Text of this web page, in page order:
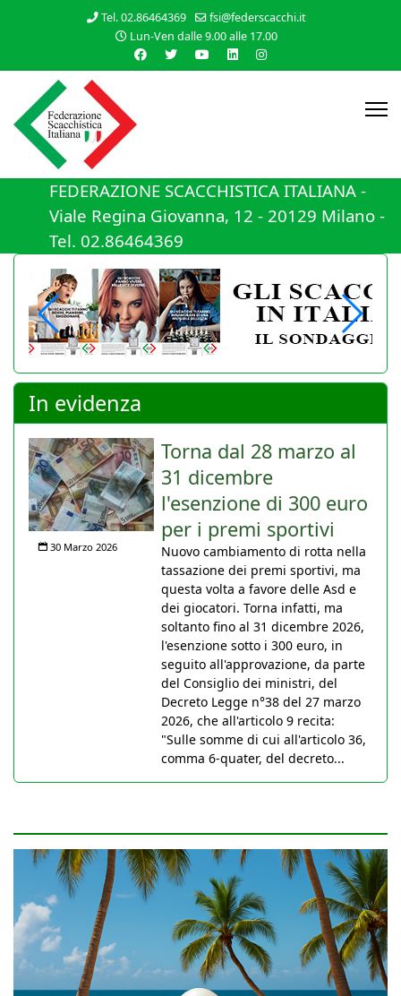
Tel. 02.86464369
fsi@federscacchi.it
Lun-Ven dalle 9.00 alle 17.00
FEDERAZIONE SCACCHISTICA ITALIANA -
Viale Regina Giovanna, 12 - 20129 Milano -
Tel. 02.86464369
In evidenza
30 Marzo 2026
Torna dal 28 marzo al
31 dicembre
l'esenzione di 300 euro
per i premi sportivi
Nuovo cambiamento di rotta nella
tassazione dei premi sportivi, ma
questa volta a favore delle Asd e
dei giocatori. Torna infatti, ma
soltanto fino al 31 dicembre 2026,
l'esenzione sotto i 300 euro, in
seguito all'approvazione, da parte
del Consiglio dei ministri, del
Decreto Legge n°38 del 27 marzo
2026, che all'articolo 9 recita:
"Sulle somme di cui all'articolo 36,
comma 6-quater, del decreto...